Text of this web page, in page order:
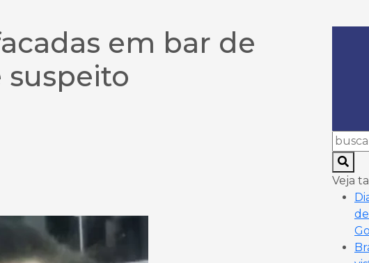
em bar de
suspeito
Veja